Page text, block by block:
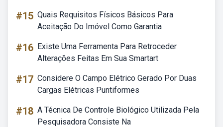
#15 Quais Requisitos Físicos Básicos Para
Aceitação Do Imóvel Como Garantia
#16 Existe Uma Ferramenta Para Retroceder
Alterações Feitas Em Sua Smartart
#17 Considere O Campo Elétrico Gerado Por Duas
Cargas Elétricas Puntiformes
#18 A Técnica De Controle Biológico Utilizada Pela
Pesquisadora Consiste Na